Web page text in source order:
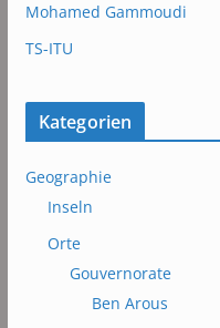
Mohamed Gammoudi
TS-ITU
Kategorien
Geographie
Inseln
Orte
Gouvernorate
Ben Arous